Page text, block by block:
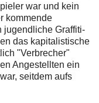
war und kein
kommende
jugendliche Graffiti-
das kapitalistische
"Verbrecher"
Angestellten ein
seitdem aufs